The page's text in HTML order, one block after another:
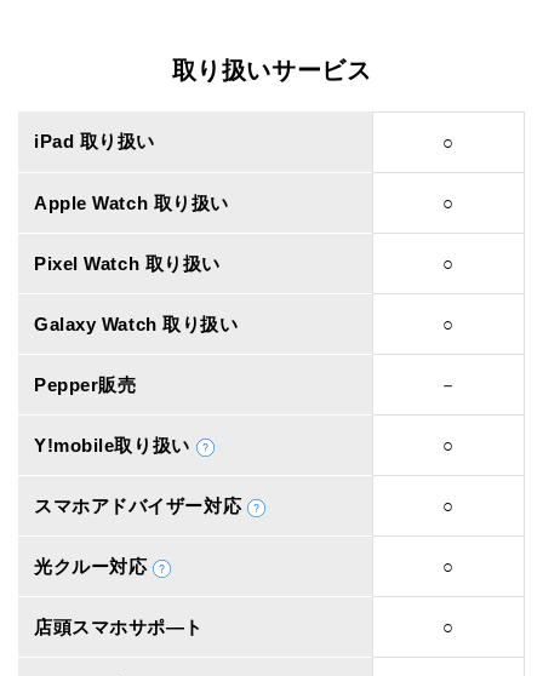
取り扱いサービス
iPad 取り扱い ○
Apple Watch 取り扱い ○
Pixel Watch 取り扱い ○
Galaxy Watch 取り扱い ○
Pepper販売 －
Y!mobile取り扱い ○
スマホアドバイザー対応 ○
光クルー対応 ○
店頭スマホサポ―ト ○